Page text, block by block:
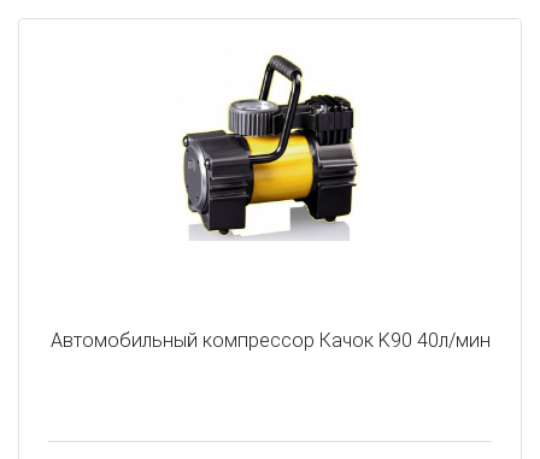
Автомобильный компрессор Качок K90 40л/мин